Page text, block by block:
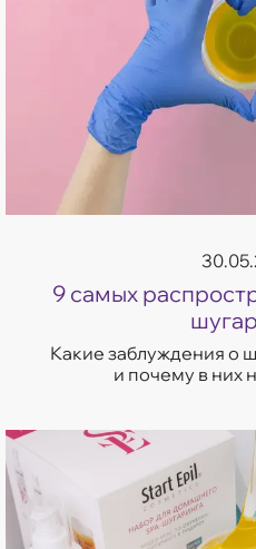
9 самых
Какие заблуждения о
и почему в них